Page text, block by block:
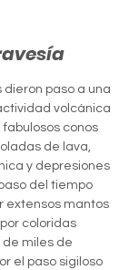
dieron paso a una
volcánica
conos
de lava,
y depresiones
del tiempo
extensos mantos
coloridas
de miles de
el paso sigiloso